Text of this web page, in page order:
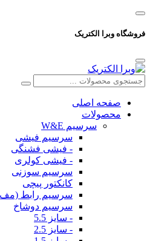
فروشگاه وبرا الکتریک
صفحه اصلی
محصولات
سرسیم W&E
سرسیم فیشی
- فیشی فشنگی
- فیشی کولری
سرسیم سوزنی
کانکتور پیچی
سرسیم رابط
سرسیم دوشاخ
- سایز 5.5
- سایز 2.5